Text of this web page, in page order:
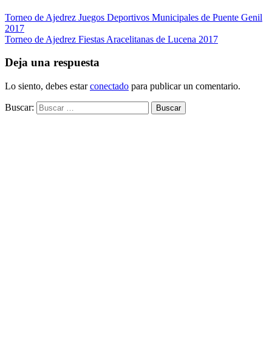
Torneo de Ajedrez Juegos Deportivos Municipales de Puente Genil
2017
Torneo de Ajedrez Fiestas Aracelitanas de Lucena 2017
Deja una respuesta
Lo siento, debes estarconectado para publicar un comentario.
Buscar: